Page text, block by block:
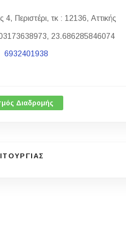
4, Περιστέρι, τκ : 12136, Αττικής
23.686285846074
6932401938
Διαδρομής